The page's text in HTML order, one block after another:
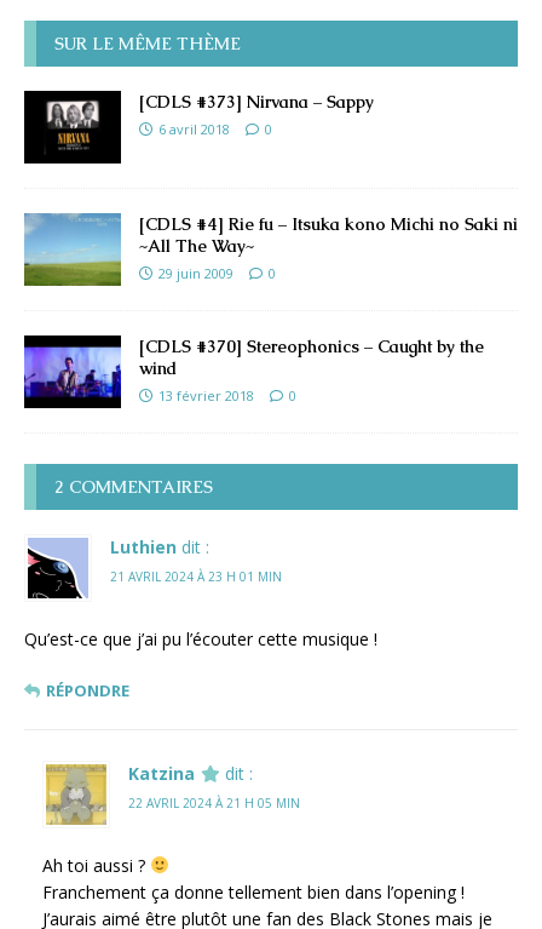
SUR LE MÊME THÈME
[CDLS #373] Nirvana – Sappy
6 avril 2018 0
[CDLS #4] Rie fu – Itsuka kono Michi no Saki ni
~All The Way~
29 juin 2009 0
[CDLS #370] Stereophonics – Caught by the
wind
13 février 2018 0
2 COMMENTAIRES
Luthien dit :
21 AVRIL 2024 À 23 H 01 MIN
Qu’est-ce que j’ai pu l’écouter cette musique !
RÉPONDRE
Katzina dit :
22 AVRIL 2024 À 21 H 05 MIN
Ah toi aussi ?
Franchement ça donne tellement bien dans l’opening !
J’aurais aimé être plutôt une fan des Black Stones mais je